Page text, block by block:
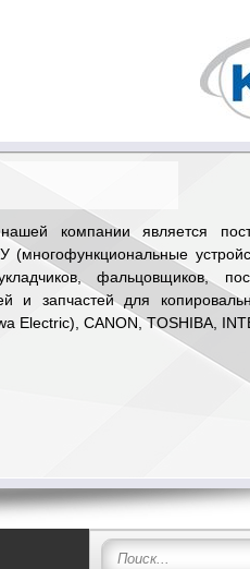
компании является
(многофункциональные
фальцовщиков,
и запчастей для
Electric), CANON, TOSHIBA,